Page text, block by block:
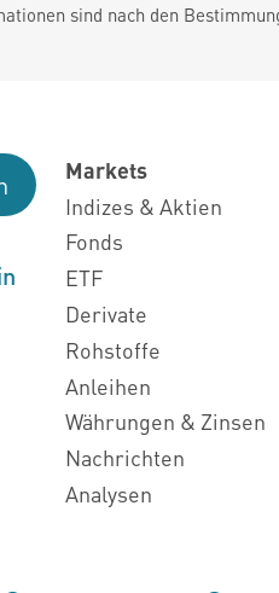
sind nach den
Markets
Indizes & Aktien
Fonds
ETF
Derivate
Rohstoffe
Anleihen
Währungen & Zinsen
Nachrichten
Analysen